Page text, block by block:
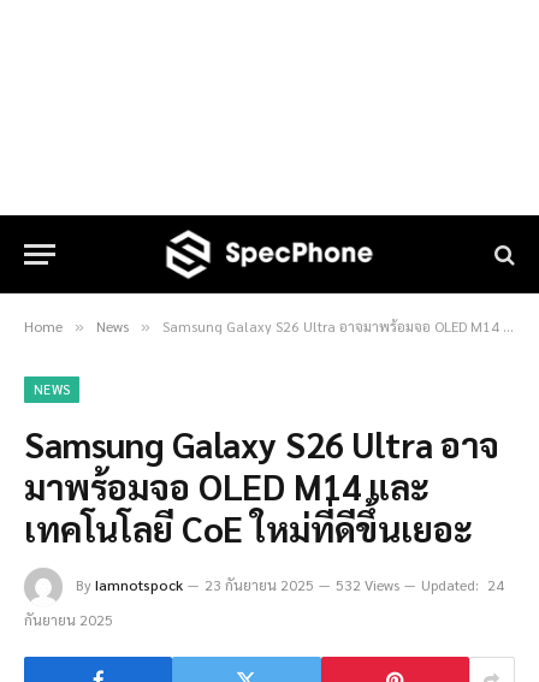
Home » News » Samsung Galaxy S26 Ultra อาจมาพร้อมจอ OLED M14 และเทคโนโลยี CoE ใหม่ที่ดีขึ้นเยอะ
NEWS
Samsung Galaxy S26 Ultra อาจ
มาพร้อมจอ OLED M14 และ
เทคโนโลยี CoE ใหม่ที่ดีขึ้นเยอะ
ByIamnotspock 23 กันยายน 2025 532 Views Updated: 24
กันยายน 2025